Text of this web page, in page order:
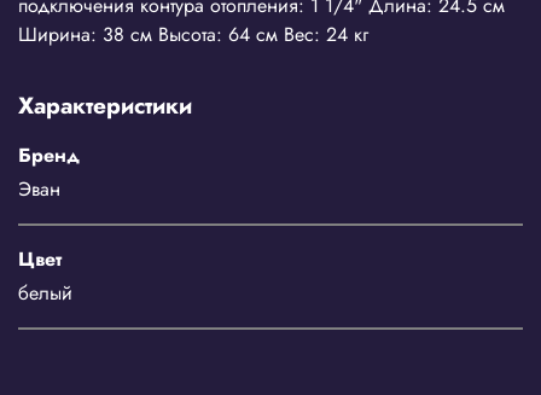
Ширина: 38 см Высота: 64 см Вес: 24 кг
Характеристики
Бренд
Эван
Цвет
белый